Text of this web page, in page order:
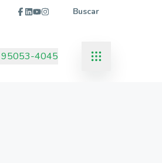
Buscar
95053-4045